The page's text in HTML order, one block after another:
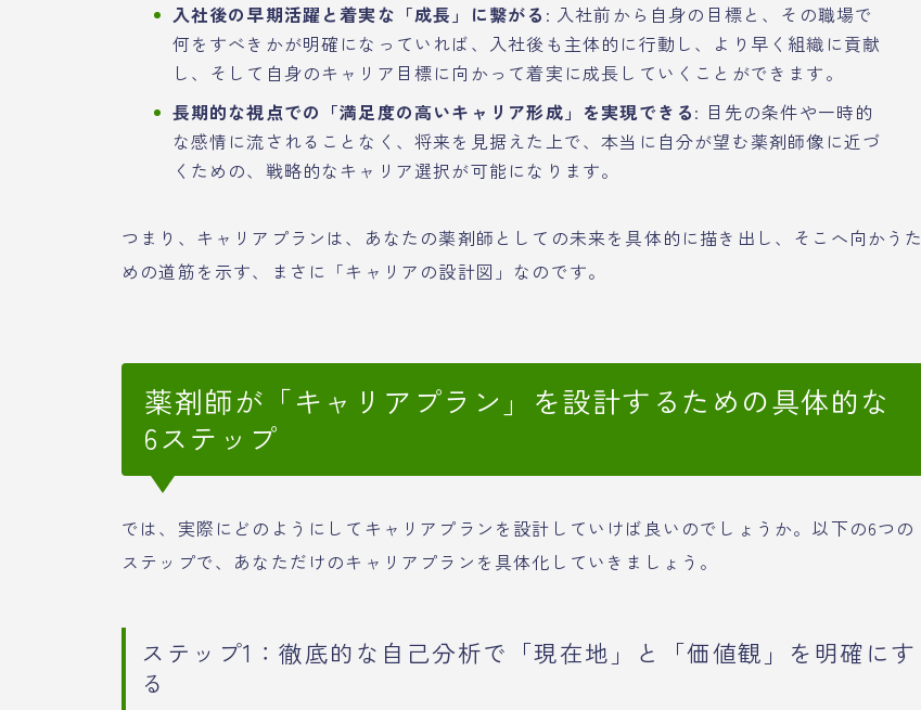
入社後の早期活躍と着実な「成長」に繋がる : 入社前から自身の目標と、その職場で
何をすべきかが明確になっていれば、入社後も主体的に行動し、より早く組織に貢献
し、そして自身のキャリア目標に向かって着実に成長していくことができます。
長期的な視点での「満足度の高いキャリア形成」を実現できる: 目先の条件や一時的
な感情に流されることなく、将来を見据えた上で、本当に自分が望む薬剤師像に近づ
くための、戦略的なキャリア選択が可能になります。
つまり、キャリアプランは、あなたの薬剤師としての未来を具体的に描き出し、そこへ向かうた
めの道筋を示す、まさに「キャリアの設計図」なのです。
薬剤師が「キャリアプラン」を設計するための具体的な
6ステップ
では、実際にどのようにしてキャリアプランを設計していけば良いのでしょうか。以下の6つの
ステップで、あなただけのキャリアプランを具体化していきましょう。
ステップ1：徹底的な自己分析で「現在地」と「価値観」を明確にす
る